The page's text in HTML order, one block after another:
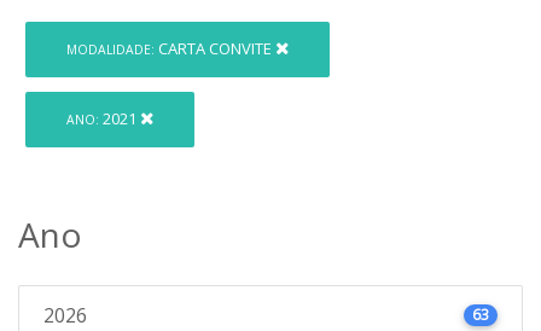
MODALIDADE: CARTA CONVITE
ANO: 2021
Ano
2026 63